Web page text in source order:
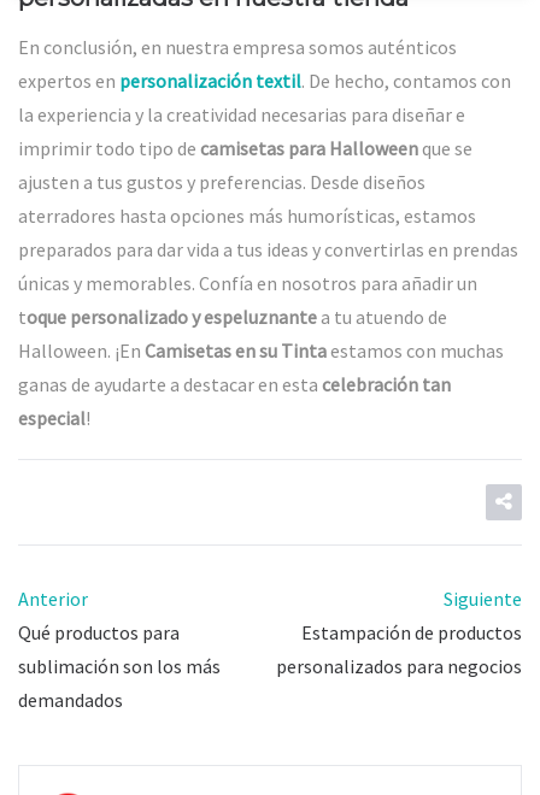
En conclusión, en nuestra empresa somos auténticos
expertos en personalización textil. De hecho, contamos con
la experiencia y la creatividad necesarias para diseñar e
imprimir todo tipo de camisetas para Halloweenque se
ajusten a tus gustos y preferencias. Desde diseños
aterradores hasta opciones más humorísticas, estamos
preparados para dar vida a tus ideas y convertirlas en prendas
únicas y memorables. Confía en nosotros para añadir un
toque personalizado y espeluznantea tu atuendo de
Halloween. ¡En Camisetas en su Tintaestamos con muchas
ganas de ayudarte a destacar en esta celebración tan
especial!
Anterior
Qué productos para
sublimación son los más
demandados
Siguiente
Estampación de productos
personalizados para negocios